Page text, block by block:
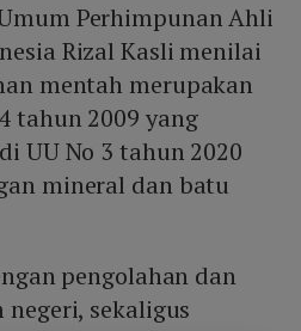
Perhimpunan Ahli
Rizal Kasli menilai
mentah merupakan
tahun 2009 yang
UU No 3 tahun 2020
mineral dan batu
pengolahan dan
sekaligus